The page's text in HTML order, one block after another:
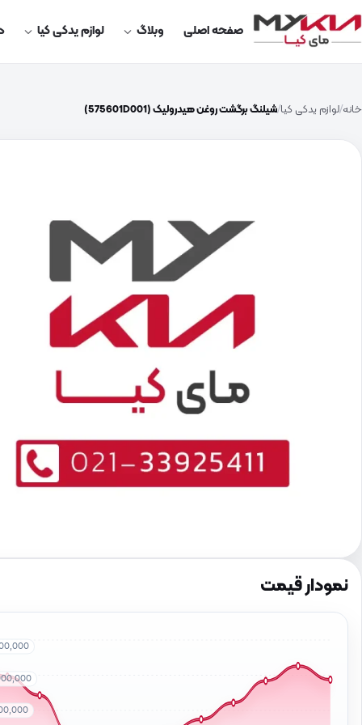
صفحه اصلی وبلاگ لوازم یدکی کیا
خانه لوازم یدکی کیا شیلنگ برگشت روغن هیدرولیک (575601D001)
نمودار قیمت